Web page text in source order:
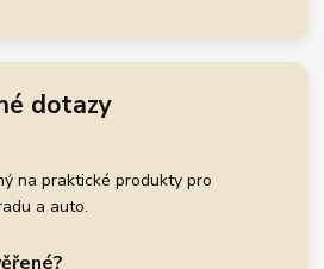
dotazy
na praktické produkty pro
a auto.